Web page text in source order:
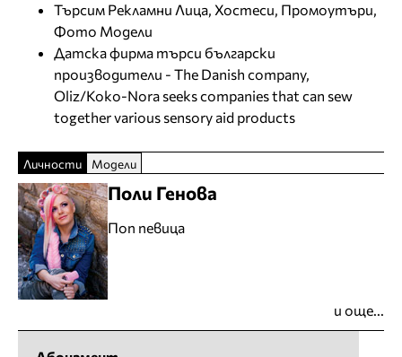
Търсим Рекламни Лица, Хостеси, Промоутъри,
Фото Модели
Датска фирма търси български
производители - The Danish company,
Oliz/Koko-Nora seeks companies that can sew
together various sensory aid products
Личности Модели
Поли Генова
Поп певица
и още...